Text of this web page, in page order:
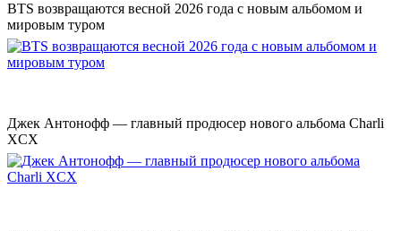
BTS возвращаются весной 2026 года с новым альбомом и
мировым туром
Джек Антонофф — главный продюсер нового альбома Charli
XCX